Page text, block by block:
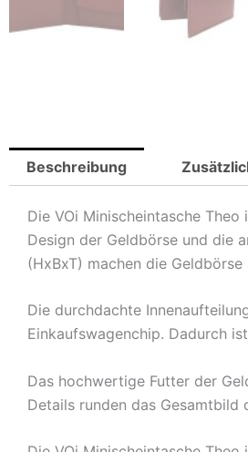
Beschreibung
Die VOi Minischeintasche
Design der Geldbörse und die
(HxBxT) machen die
Die durchdachte
Einkaufswagenchip. Dadurch
Das hochwertige Futter der
Details runden das Gesamtbild